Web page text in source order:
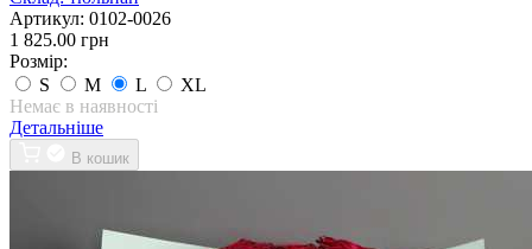
Артикул: 0102-0026
1 825.00 грн
Розмір:
S
M L
XL
Немає в наявності
Детальніше
В кошик